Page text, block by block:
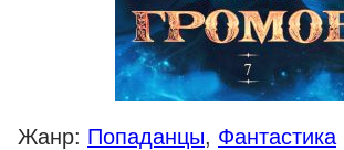
Жанр: Попаданцы, Фантастика